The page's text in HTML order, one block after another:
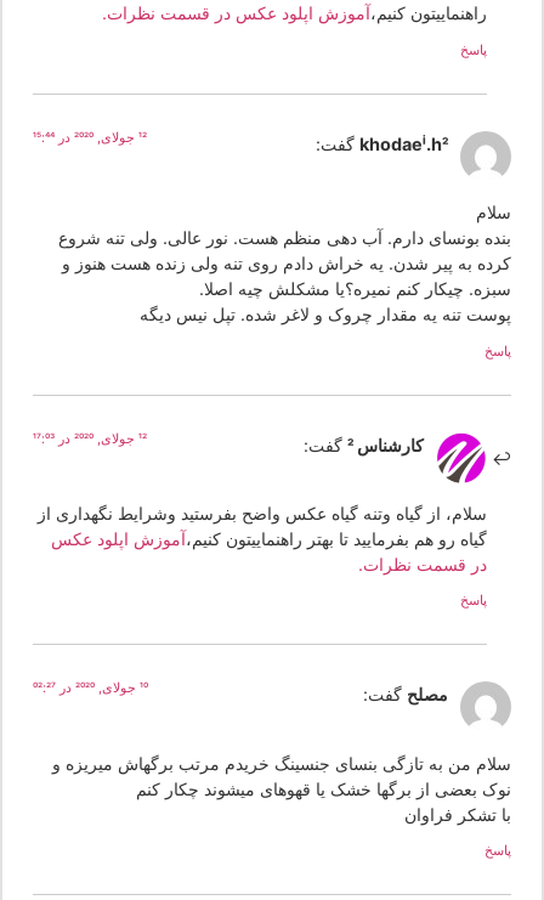
راهنماییتون کنیم، آموزش اپلود عکس در قسمت نظرات.
khodaei.h2 گفت:
بونسای دارم. آب دهی منظم هست. نور عالی. ولی تنه شروع
به پیر شدن. یه خراش دادم روی تنه ولی زنده هست هنوز و
چیکار کنم نمیره؟یا مشکلش چیه اصلا.
تنه یه مقدار چروک و لاغر شده. تپل نیس دیگه
کارشناس 2 گفت:
سلام، از گیاه وتنه گیاه عکس واضح بفرستید وشرایط نگهداری از
گیاه رو هم بفرمایید تا بهتر راهنماییتون کنیم، آموزش اپلود عکس
در قسمت نظرات.
مصلح گفت:
من به تازگی بنسای جنسینگ خریدم مرتب برگهاش میریزه و
بعضی از برگها خشک یا قهوهای میشوند چکار کنم
تشکر فراوان